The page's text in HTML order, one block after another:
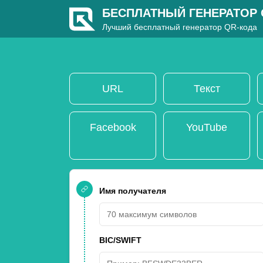
БЕСПЛАТНЫЙ ГЕНЕРАТОР
Лучший бесплатный генератор QR-кода
URL Текст
Facebook YouTube
Имя получателя
BIC/SWIFT